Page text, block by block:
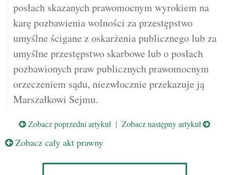
posłach skazanych prawomocnym wyrokiem na
karę pozbawienia wolności za przestępstwo
umyślne ścigane z oskarżenia publicznego lub za
umyślne przestępstwo skarbowe lub o posłach
pozbawionych praw publicznych prawomocnym
orzeczeniem sądu, niezwłocznie przekazuje ją
Marszałkowi Sejmu.
Zobacz poprzedni artykuł | Zobacz następny artykuł
Zobacz cały akt prawny